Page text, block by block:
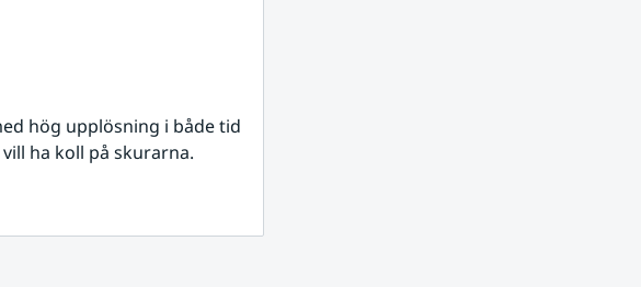
hög upplösning i både tid
ha koll på skurarna.